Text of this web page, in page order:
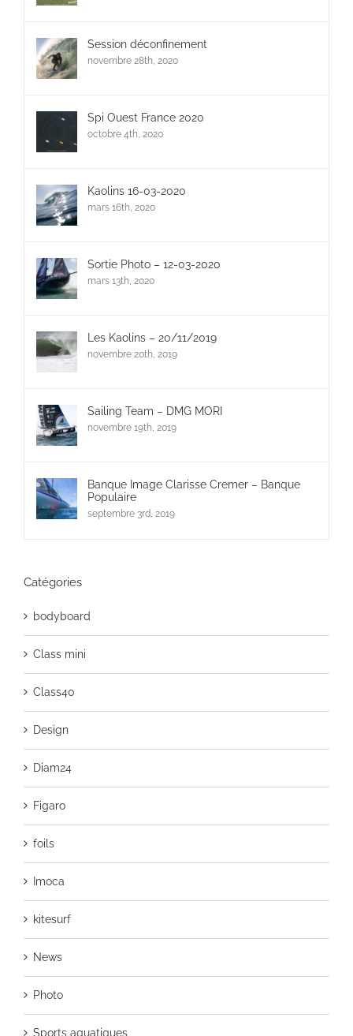
Session déconfinement
novembre 28th, 2020
Spi Ouest France 2020
octobre 4th, 2020
Kaolins 16-03-2020
mars 16th, 2020
Sortie Photo – 12-03-2020
mars 13th, 2020
Les Kaolins – 20/11/2019
novembre 20th, 2019
Sailing Team – DMG MORI
novembre 19th, 2019
Banque Image Clarisse Cremer – Banque
Populaire
septembre 3rd, 2019
Catégories
bodyboard
Class mini
Class40
Design
Diam24
Figaro
foils
Imoca
kitesurf
News
Photo
Sports aquatiques